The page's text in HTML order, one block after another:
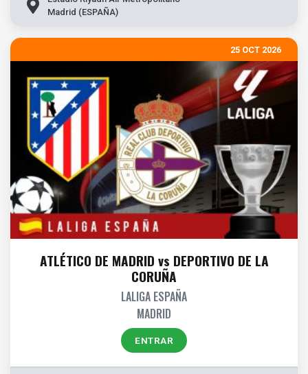
Madrid (ESPAÑA)
25 OCT 2026
ATLÉTICO DE MADRID vs DEPORTIVO DE LA
CORUÑA
LALIGA ESPAÑA
MADRID
ENTRAR